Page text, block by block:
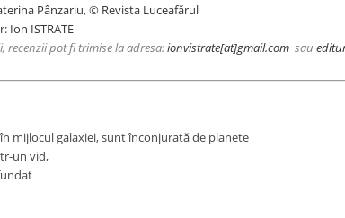
Pânzariu,© Revista Luceafărul
Ion ISTRATE
recenzii pot fi trimise la adresa:ionvistrate[at]gmail.comsau
mijlocul galaxiei, sunt înconjurată de planete
un vid,